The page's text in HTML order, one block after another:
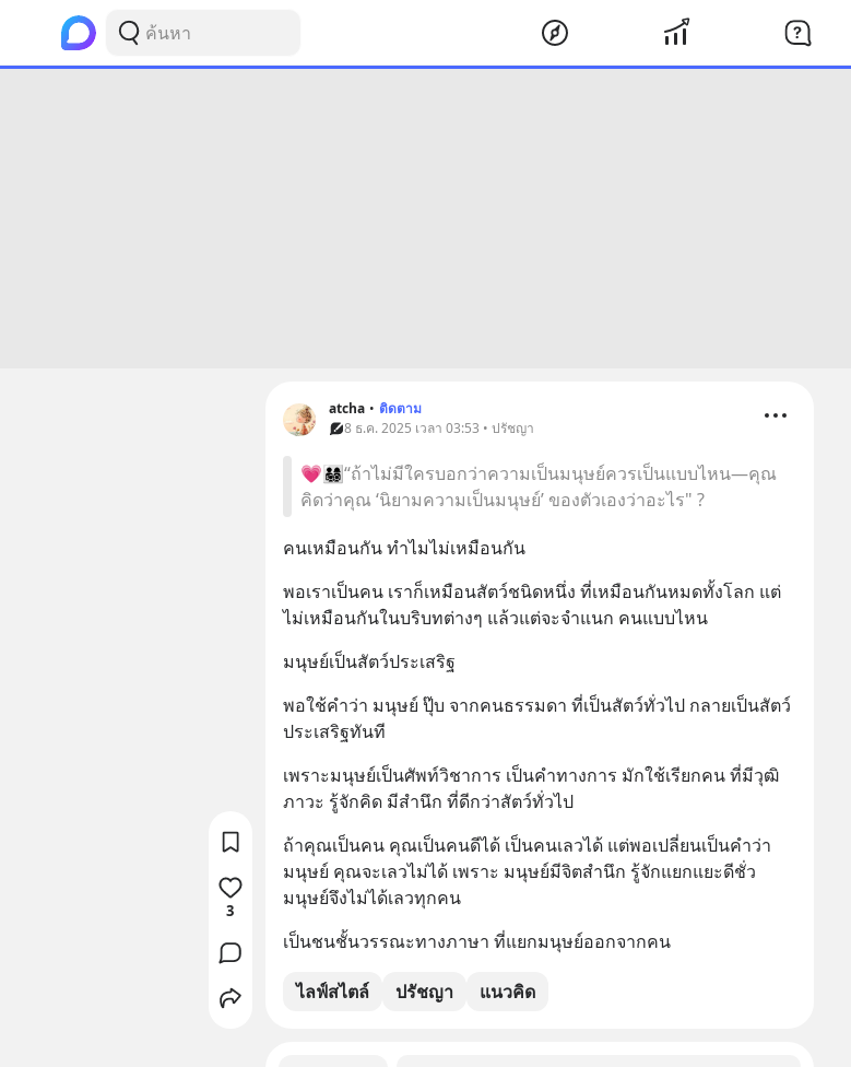
atcha • ติดตาม
8 ธ.ค. 2025 เวลา 03:53 • ปรัชญา
💗👨‍👩‍👧‍👦“ถ้าไม่มีใครบอกว่าความเป็นมนุษย์ควรเป็นแบบไหน—คุณ
คิดว่าคุณ ‘นิยามความเป็นมนุษย์’ ของตัวเองว่าอะไร" ?
คนเหมือนกัน ทำไมไม่เหมือนกัน
พอเราเป็นคน เราก็เหมือนสัตว์ชนิดหนึ่ง ที่เหมือนกันหมดทั้งโลก แต่
ไม่เหมือนกันในบริบทต่างๆ แล้วแต่จะจำแนก คนแบบไหน
มนุษย์เป็นสัตว์ประเสริฐ
พอใช้คำว่า มนุษย์ ปุ๊บ จากคนธรรมดา ที่เป็นสัตว์ทั่วไป กลายเป็นสัตว์
ประเสริฐทันที
เพราะมนุษย์เป็นศัพท์วิชาการ เป็นคำทางการ มักใช้เรียกคน ที่มีวุฒิ
ภาวะ รู้จักคิด มีสำนึก ที่ดีกว่าสัตว์ทั่วไป
ถ้าคุณเป็นคน คุณเป็นคนดีได้ เป็นคนเลวได้ แต่พอเปลี่ยนเป็นคำว่า
มนุษย์ คุณจะเลวไม่ได้ เพราะ มนุษย์มีจิตสำนึก รู้จักแยกแยะดีชั่ว
มนุษย์จึงไม่ได้เลวทุกคน
เป็นชนชั้นวรรณะทางภาษา ที่แยกมนุษย์ออกจากคน
ไลฟ์สไตล์ ปรัชญา แนวคิด
3